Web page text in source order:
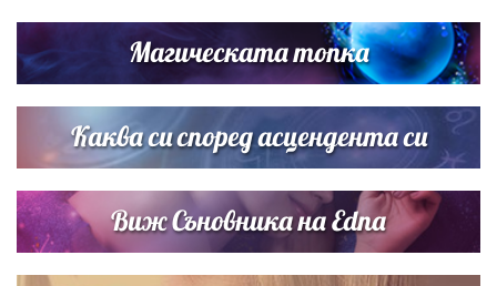
си деца на семейна морска приказка
Звездна ваканция в Майорка: Дженифър Анистън,
Кортни Кокс и Джим Къртис заедно на яхта
Магическата топка
Каква си според асцендента си
Виж Съновника на Edna